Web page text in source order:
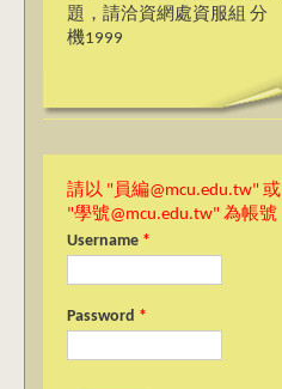
題，請洽資網處資服組 分
機1999
請以 "員編@mcu.edu.tw" 或
"學號@mcu.edu.tw" 為帳號
Username *
Password *